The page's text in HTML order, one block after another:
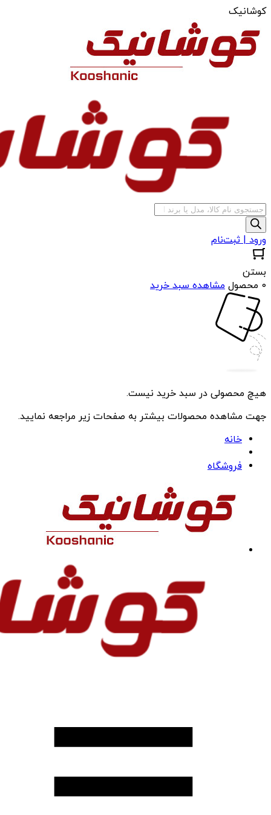
کوشانیک
جستجوی
محصولات
ورود | ثبت‌نام
بستن
0 محصول
مشاهده سبد خرید
هیچ محصولی در سبد خرید نیست.
جهت مشاهده محصولات بیشتر به صفحات زیر مراجعه نمایید.
خانه
فروشگاه